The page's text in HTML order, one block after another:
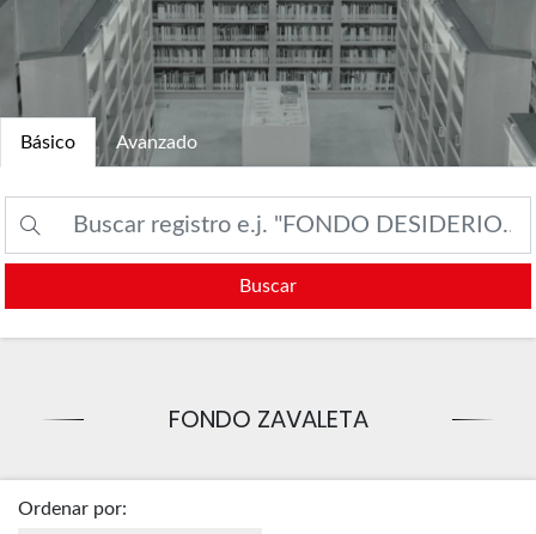
Básico Avanzado
Buscar
FONDO ZAVALETA
Ordenar por: